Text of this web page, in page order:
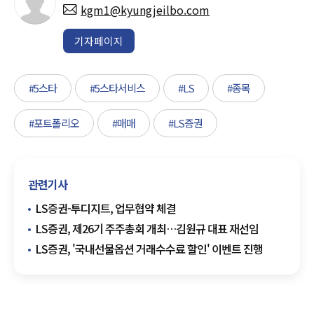
kgm1@kyungjeilbo.com
기자페이지
#5스타 #5스타서비스 #LS #종목
#포트폴리오 #매매 #LS증권
관련기사
LS증권-투디지트, 업무협약 체결
LS증권, 제26기 주주총회 개최…김원규 대표 재선임
LS증권, '국내선물옵션 거래수수료 할인' 이벤트 진행